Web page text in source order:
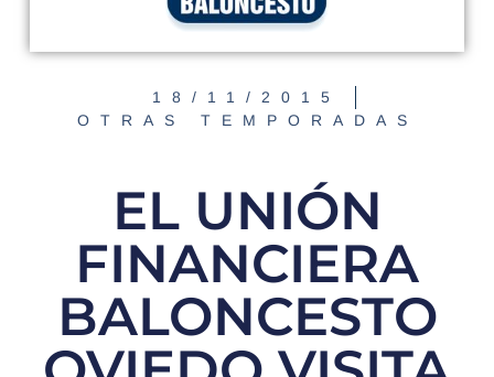
18/11/2015
OTRAS TEMPORADAS
EL UNIÓN
FINANCIERA
BALONCESTO